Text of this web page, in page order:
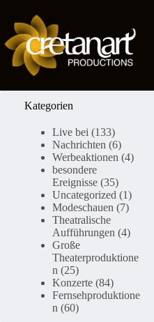
springen
Kategorien
Live bei (133)
Nachrichten (6)
Werbeaktionen (4)
besondere
Ereignisse (35)
Uncategorized (1)
Modeschauen (7)
Theatralische
Aufführungen (4)
Große
Theaterproduktione
n (25)
Konzerte (84)
Fernsehproduktione
n (60)